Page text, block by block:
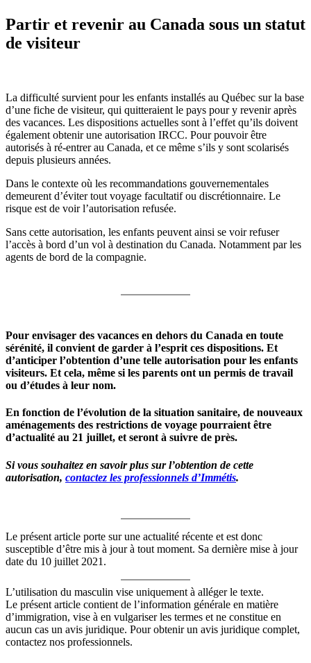
Partir et revenir au Canada sous un statut
de visiteur
La difficulté survient pour les enfants installés au Québec sur la base
d’une fiche de visiteur, qui quitteraient le pays pour y revenir après
des vacances. Les dispositions actuelles sont à l’effet qu’ils doivent
également obtenir une autorisation IRCC. Pour pouvoir être
autorisés à ré-entrer au Canada, et ce même s’ils y sont scolarisés
depuis plusieurs années.
Dans le contexte où les recommandations gouvernementales
demeurent d’éviter tout voyage facultatif ou discrétionnaire. Le
risque est de voir l’autorisation refusée.
Sans cette autorisation, les enfants peuvent ainsi se voir refuser
l’accès à bord d’un vol à destination du Canada. Notamment par les
agents de bord de la compagnie.
Pour envisager des vacances en dehors du Canada en toute
sérénité, il convient de garder à l’esprit ces dispositions. Et
d’anticiper l’obtention d’une telle autorisation pour les enfants
visiteurs. Et cela, même si les parents ont un permis de travail
ou d’études à leur nom.
En fonction de l’évolution de la situation sanitaire, de nouveaux
aménagements des restrictions de voyage pourraient être
d’actualité au 21 juillet, et seront à suivre de près.
Si vous souhaitez en savoir plus sur l’obtention de cette
autorisation, contactez les professionnels d’Immétis.
Le présent article porte sur une actualité récente et est donc
susceptible d’être mis à jour à tout moment. Sa dernière mise à jour
date du 10 juillet 2021.
L’utilisation du masculin vise uniquement à alléger le texte.
Le présent article contient de l’information générale en matière
d’immigration, vise à en vulgariser les termes et ne constitue en
aucun cas un avis juridique. Pour obtenir un avis juridique complet,
contactez nos professionnels.